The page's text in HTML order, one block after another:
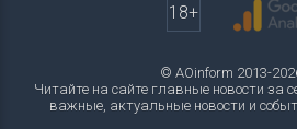
18+
© AOinform 2013-
Читайте на сайте главные новости за
важные, актуальные новости и